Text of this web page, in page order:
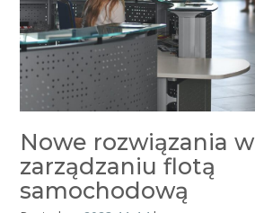
Nowe rozwiązania w
zarządzaniu flotą
samochodową